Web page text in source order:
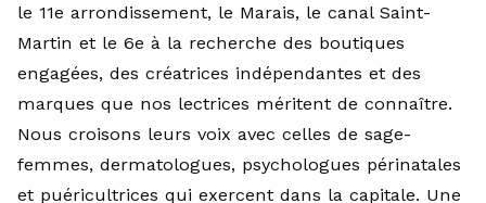
le 11e arrondissement, le Marais, le canal Saint-
Martin et le 6e à la recherche des boutiques
engagées, des créatrices indépendantes et des
marques que nos lectrices méritent de connaître.
Nous croisons leurs voix avec celles de sage-
femmes, dermatologues, psychologues périnatales
et puéricultrices qui exercent dans la capitale. Une